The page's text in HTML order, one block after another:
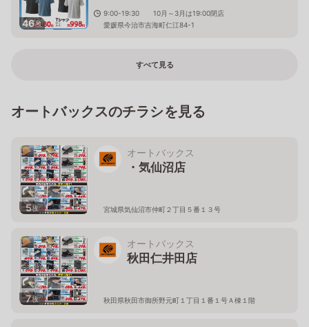
46枚
9:00-19:30 10月～3月は19:00閉店
愛媛県今治市吉海町仁江84-1
すべて見る
オートバックスのチラシを見る
5枚
オートバックス
・気仙沼店
宮城県気仙沼市仲町２丁目５番１３号
7枚
オートバックス
秋田仁井田店
秋田県秋田市御所野元町１丁目１番１号Ａ棟１階